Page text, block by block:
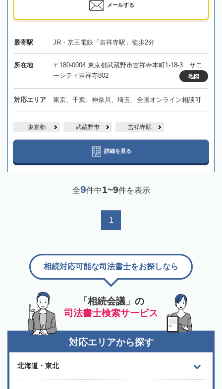
メールする
最寄駅 JR・京王電鉄「吉祥寺駅」徒歩2分
所在地
〒180-0004 東京都武蔵野市吉祥寺本町1-18-3 サニ
ーシティ吉祥寺802
地図
対応エリア 東京、千葉、神奈川、埼玉、全国オンライン相談可
東京都 武蔵野市 吉祥寺駅
詳細を見る
全9件中1~9件を表示
1
「相続会議」の
司法書士検索サービス
相続対応可能な司法書士をお探しなら
対応エリアから探す
北海道・東北